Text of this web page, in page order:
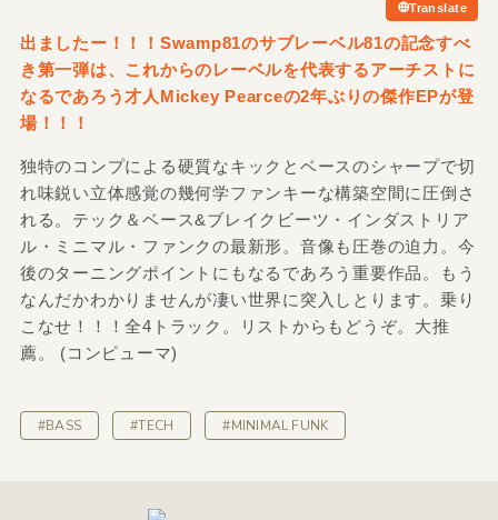
Translate
出ましたー！！！Swamp81のサブレーベル81の記念すべ
き第一弾は、これからのレーベルを代表するアーチストに
なるであろう才人Mickey Pearceの2年ぶりの傑作EPが登
場！！！
独特のコンプによる硬質なキックとベースのシャープで切
れ味鋭い立体感覚の幾何学ファンキーな構築空間に圧倒さ
れる。テック＆ベース&ブレイクビーツ・インダストリア
ル・ミニマル・ファンクの最新形。音像も圧巻の迫力。今
後のターニングポイントにもなるであろう重要作品。もう
なんだかわかりませんが凄い世界に突入しとります。乗り
こなせ！！！全4トラック。リストからもどうぞ。大推
薦。 (コンピューマ)
#BASS #TECH #MINIMAL FUNK